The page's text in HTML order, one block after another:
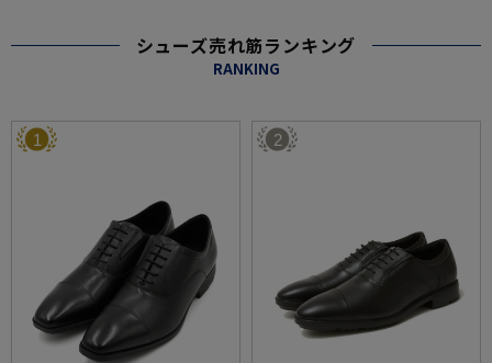
シューズ売れ筋ランキング
RANKING
1 2